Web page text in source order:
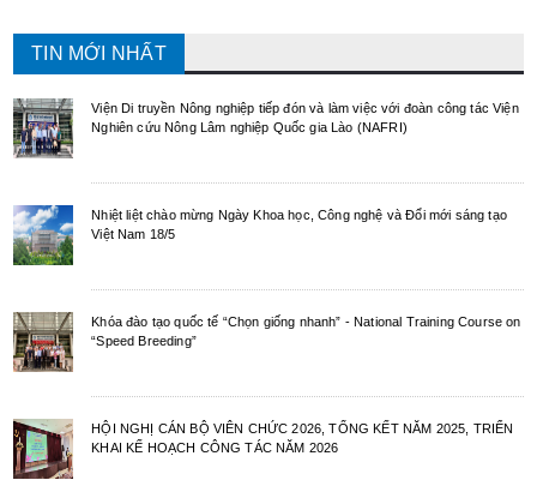
TIN MỚI NHẤT
Viện Di truyền Nông nghiệp tiếp đón và làm việc với đoàn công tác Viện
Nghiên cứu Nông Lâm nghiệp Quốc gia Lào (NAFRI)
Nhiệt liệt chào mừng Ngày Khoa học, Công nghệ và Đổi mới sáng tạo
Việt Nam 18/5
Khóa đào tạo quốc tế “Chọn giống nhanh” - National Training Course on
“Speed Breeding”
HỘI NGHỊ CÁN BỘ VIÊN CHỨC 2026, TỔNG KẾT NĂM 2025, TRIỂN
KHAI KẾ HOẠCH CÔNG TÁC NĂM 2026